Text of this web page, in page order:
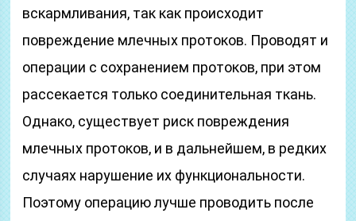
вскармливания, так как происходит
повреждение млечных протоков. Проводят и
операции с сохранением протоков, при этом
рассекается только соединительная ткань.
Однако, существует риск повреждения
млечных протоков, и в дальнейшем, в редких
случаях нарушение их функциональности.
Поэтому операцию лучше проводить после